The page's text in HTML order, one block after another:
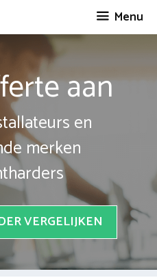
Menu
aan
en
merken
VERGELIJKEN